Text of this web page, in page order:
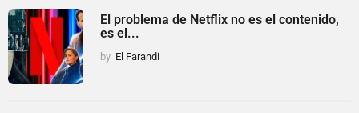
El problema de Netflix no es el contenido,
es el...
by El Farandi